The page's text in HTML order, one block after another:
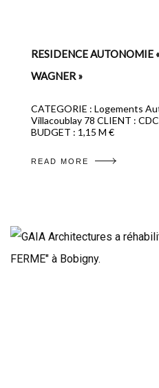
RESIDENCE AUTONOMIE
WAGNER »
CATEGORIE : Logements
Villacoublay 78 CLIENT :
BUDGET : 1,15 M €
READ MORE